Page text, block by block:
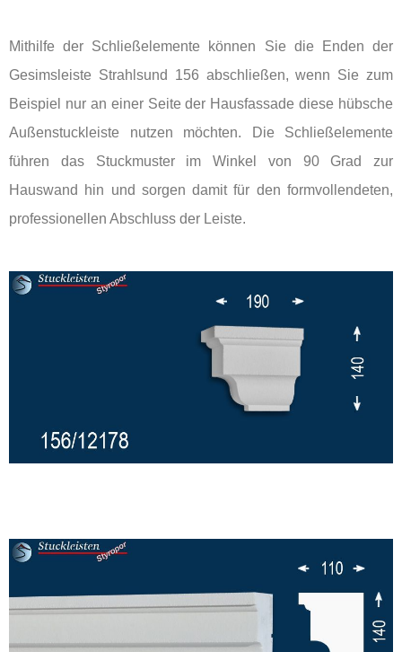
Mithilfe der Schließelemente können Sie die Enden der
Gesimsleiste Strahlsund 156 abschließen, wenn Sie zum
Beispiel nur an einer Seite der Hausfassade diese hübsche
Außenstuckleiste nutzen möchten. Die Schließelemente
führen das Stuckmuster im Winkel von 90 Grad zur
Hauswand hin und sorgen damit für den formvollendeten,
professionellen Abschluss der Leiste.